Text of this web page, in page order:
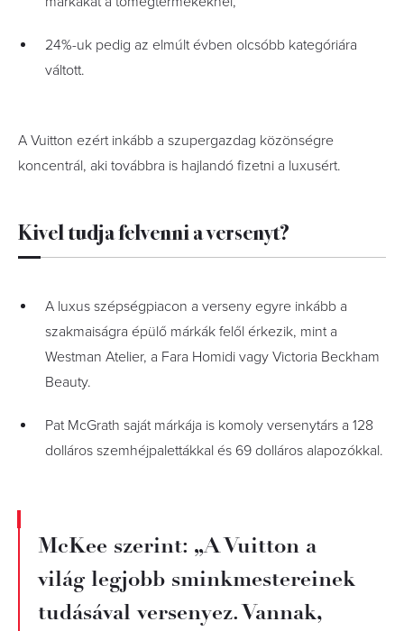
24%-uk pedig az elmúlt évben olcsóbb kategóriára
váltott.
A Vuitton ezért inkább a szupergazdag közönségre
koncentrál, aki továbbra is hajlandó fizetni a luxusért.
Kivel tudja felvenni a versenyt?
A luxus szépségpiacon a verseny egyre inkább a
szakmaiságra épülő márkák felől érkezik, mint a
Westman Atelier, a Fara Homidi vagy Victoria Beckham
Beauty.
Pat McGrath saját márkája is komoly versenytárs a 128
dolláros szemhéjpalettákkal és 69 dolláros alapozókkal.
McKee szerint: „A Vuitton a
világ legjobb sminkmestereinek
tudásával versenyez. Vannak,